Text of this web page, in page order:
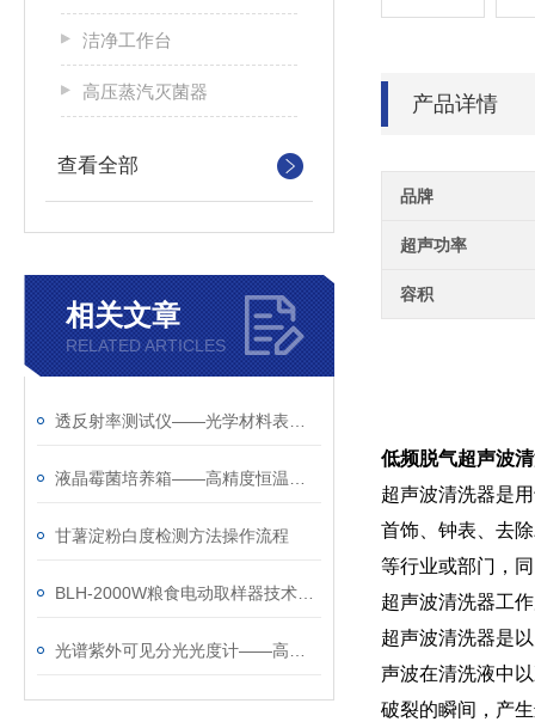
洁净工作台
高压蒸汽灭菌器
查看全部
相关文章
RELATED ARTICLES
甘薯淀粉白度检测方法操作流程
产品详情
品牌
超声功率
容积
低频脱气超声波
超声波清洗器是
首饰、钟表、去
等行业或部门，
超声波清洗器工
超声波清洗器是
声波在清洗液中
破裂的瞬间，产